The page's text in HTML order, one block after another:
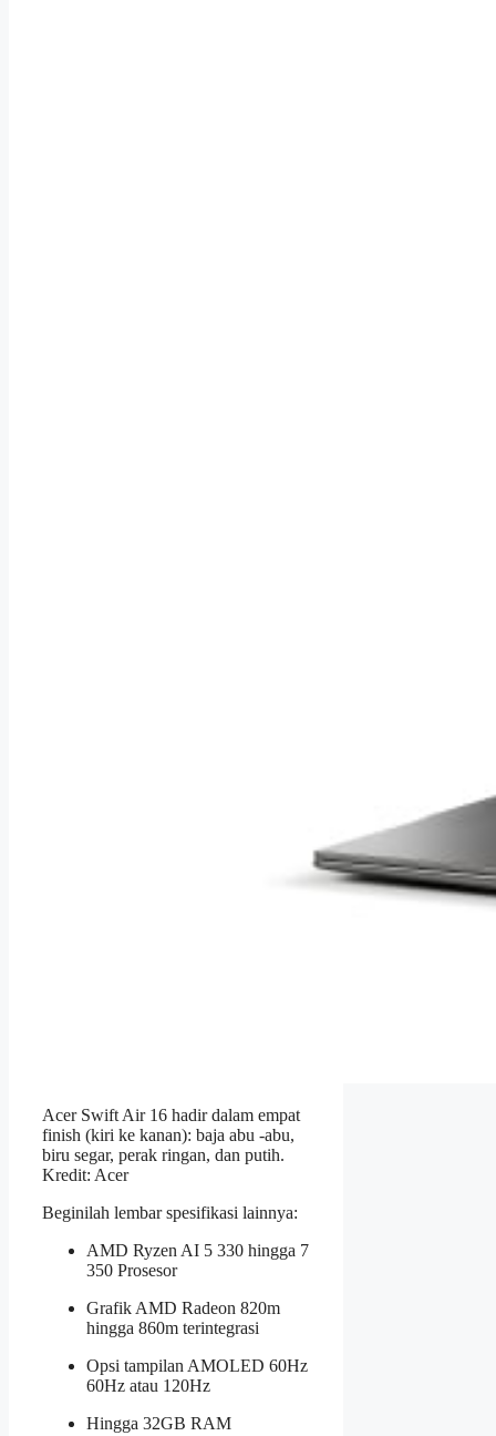
Acer Swift Air 16 hadir dalam empat
finish (kiri ke kanan): baja abu -abu,
biru segar, perak ringan, dan putih.
Kredit: Acer
Beginilah lembar spesifikasi lainnya:
AMD Ryzen AI 5 330 hingga 7
350 Prosesor
Grafik AMD Radeon 820m
hingga 860m terintegrasi
Opsi tampilan AMOLED 60Hz
60Hz atau 120Hz
Hingga 32GB RAM